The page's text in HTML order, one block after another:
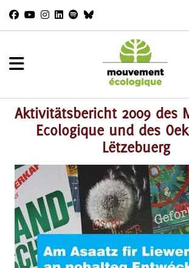
Aktivitätsbericht 2009 des
Ecologique und des
Lëtzebuerg